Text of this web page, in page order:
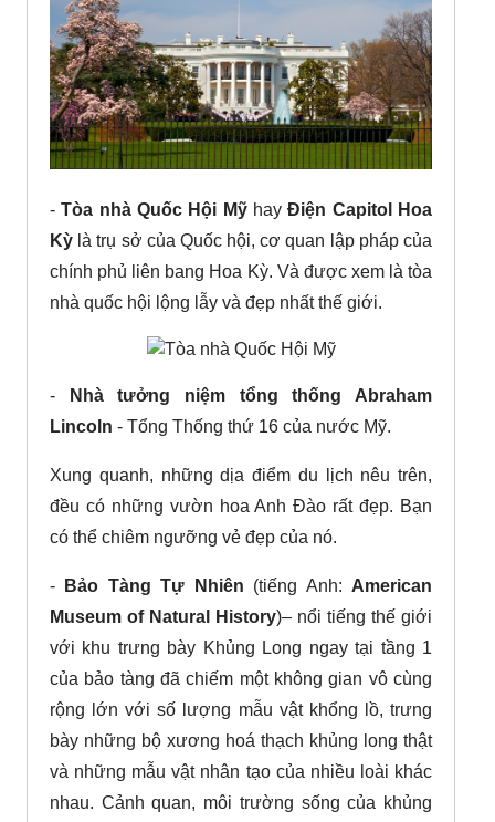
-Tòa nhà Quốc Hội MỹhayĐiện Capitol Hoa
Kỳ là trụ sở của Quốc hội, cơ quan lập pháp của
chính phủ liên bang Hoa Kỳ. Và được xem là tòa
nhà quốc hội lộng lẫy và đẹp nhất thế giới.
-
Nhà tưởng niệm tổng thống Abraham
Lincoln - Tổng Thống thứ 16 của nước Mỹ.
Xung quanh, những dịa điểm du lịch nêu trên,
đều có những vườn hoa Anh Đào rất đẹp. Bạn
có thể chiêm ngưỡng vẻ đẹp của nó.
- Bảo Tàng Tự Nhiên (tiếng Anh:American
Museum of Natural History)– nổi tiếng thế giới
với khu trưng bày Khủng Long ngay tại tầng 1
của bảo tàng đã chiếm một không gian vô cùng
rộng lớn với số lượng mẫu vật khổng lồ, trưng
bày những bộ xương hoá thạch khủng long thật
và những mẫu vật nhân tạo của nhiều loài khác
nhau. Cảnh quan, môi trường sống của khủng